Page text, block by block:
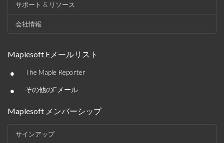
サポート & リソース
会社情報
Maplesoft Eメールリスト
• The Maple Reporter
• その他のEメール
Maplesoft メンバーシップ
サインアップ